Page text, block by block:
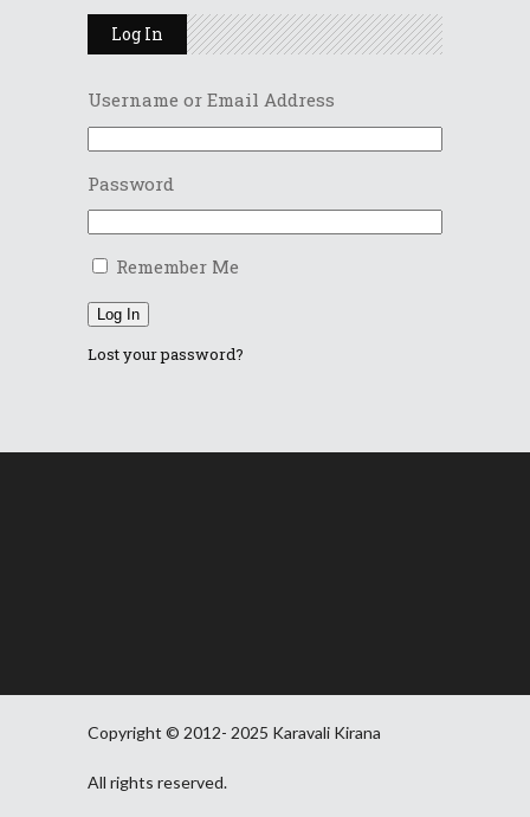
Log In
Username or Email Address
Password
Remember Me
Log In
Lost your password?
Copyright © 2012- 2025 Karavali Kirana
All rights reserved.